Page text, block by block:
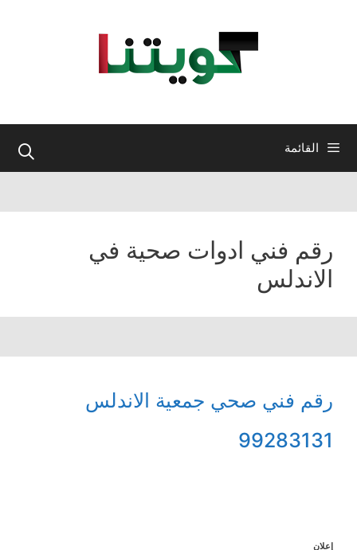
القائمة
رقم فني ادوات صحية في
الاندلس
رقم فني صحي جمعية الاندلس
99283131
إعلان